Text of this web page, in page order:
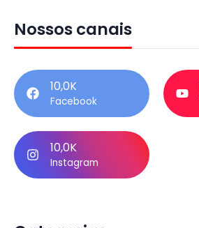
Nossos canais
10,0K
Facebook
10,0K
Instagram